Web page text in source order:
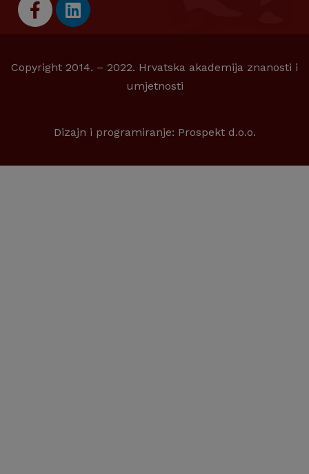
Copyright 2014. – 2022. Hrvatska akademija znanosti i
umjetnosti
Dizajn i programiranje: Prospekt d.o.o.